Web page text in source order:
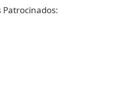
Patrocinados: